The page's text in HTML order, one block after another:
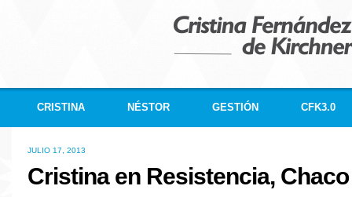
CRISTINA NÉSTOR GESTIÓN CFK3.0
JULIO 17, 2013
Cristina en Resistencia, Chaco